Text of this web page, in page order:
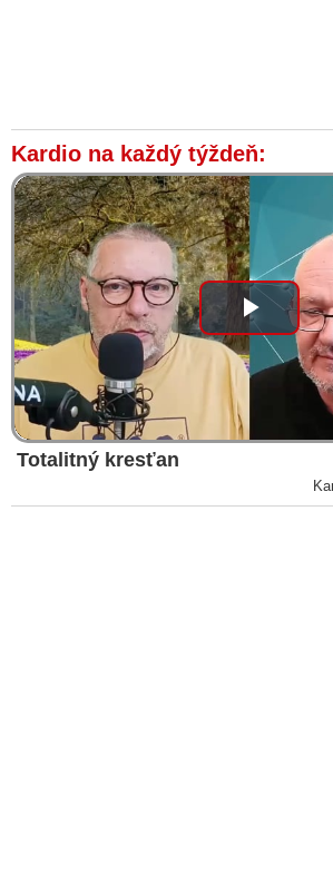
Kardio na každý týždeň:
Play
Totalitný kresťan